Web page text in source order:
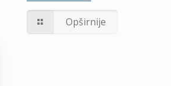
Opširnije